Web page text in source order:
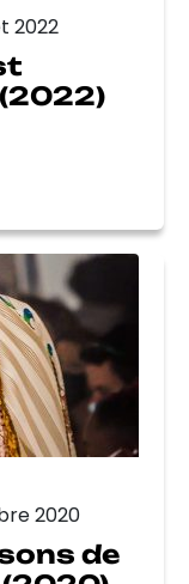
2022
2020
de